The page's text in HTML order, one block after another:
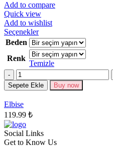
Add to compare
Quick view
Add to wishlist
SeçeneklerBu
ürünün
birden
fazla
varyasyonu
Seçenekler
Beden
Renk
Temizle
Miktar
Sepete Ekle Buy now
Elbise
119.99 ₺
Social Links
Get to Know Us